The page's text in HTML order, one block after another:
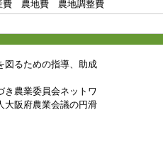
費 農地費 農地調整費
るための指導、助成
農業委員会ネットワ
阪府農業会議の円滑